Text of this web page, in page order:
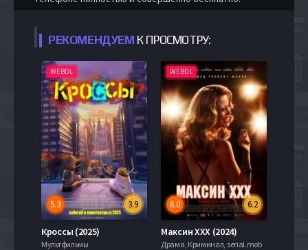
РЕКОМЕНДУЕМ К ПРОСМОТРУ:
WEBDL
3.9
5.3
Кроссы (2025)
Мультфильмы
WEBDL
6.2
6.0
Максин XXX (2024)
Драма, Криминал, serial.mob